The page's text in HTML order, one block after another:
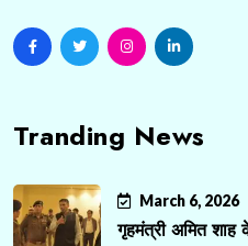
Tranding News
March 6, 2026
गृहमंत्री अमित शाह